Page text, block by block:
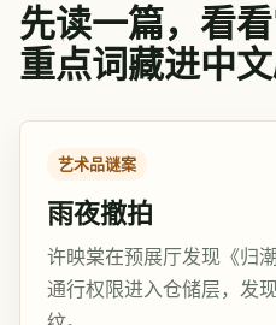
先读一篇，看
重点词藏进中文
艺术品谜案
雨夜撤拍
许映棠在预展厅发现《归
通行权限进入仓储层，发